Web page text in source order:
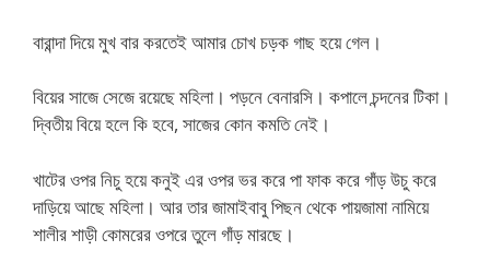
বারান্দা দিয়ে মুখ বার করতেই আমার চোখ চড়ক গাছ হয়ে গেল।
বিয়ের সাজে সেজে রয়েছে মহিলা। পড়নে বেনারসি। কপালে চন্দনের টিকা।
দ্বিতীয় বিয়ে হলে কি হবে, সাজের কোন কমতি নেই।
খাটের ওপর নিচু হয়ে কনুই এর ওপর ভর করে পা ফাক করে গাঁড় উচু করে
দাড়িয়ে আছে মহিলা। আর তার জামাইবাবু পিছন থেকে পায়জামা নামিয়ে
শালীর শাড়ী কোমরের ওপরে তুলে গাঁড় মারছে।